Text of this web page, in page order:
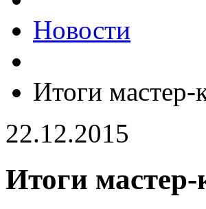
Новости
Итоги мастер-
22.12.2015
Итоги мастер-